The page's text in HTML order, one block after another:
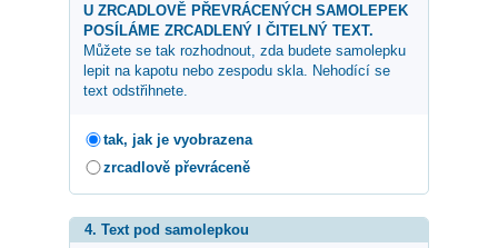
U ZRCADLOVĚ PŘEVRÁCENÝCH SAMOLEPEK
POSÍLÁME ZRCADLENÝ I ČITELNÝ TEXT.
Můžete se tak rozhodnout, zda budete samolepku
lepit na kapotu nebo zespodu skla. Nehodící se
text odstřihnete.
tak, jak je vyobrazena
zrcadlově převráceně
4. Text pod samolepkou